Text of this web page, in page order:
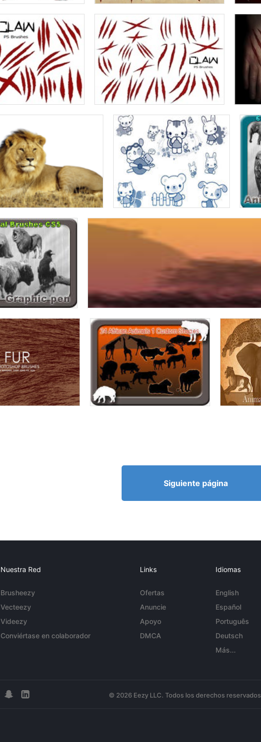
Siguiente página
Nuestra Red
Brusheezy
Vecteezy
Videezy
Conviértase en colaborador
Links
Ofertas
Anuncie
Apoyo
DMCA
Idiomas
English
Español
Português
Deutsch
Más...
© 2026 Eezy LLC. Todos los derechos reservados